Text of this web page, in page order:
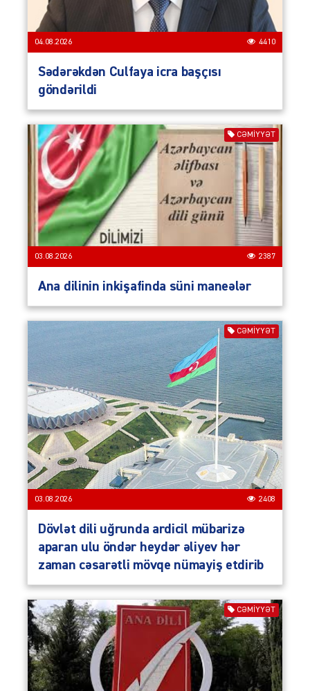
04.08.2026 4410
Sədərəkdən Culfaya icra başçısı
göndərildi
CƏMIYYƏT
03.08.2026 2387
Ana dilinin inkişafinda süni maneələr
CƏMIYYƏT
03.08.2026 2408
Dövlət dili uğrunda ardicil mübarizə
aparan ulu öndər heydər əliyev hər
zaman cəsarətli mövqe nümayiş etdirib
CƏMIYYƏT